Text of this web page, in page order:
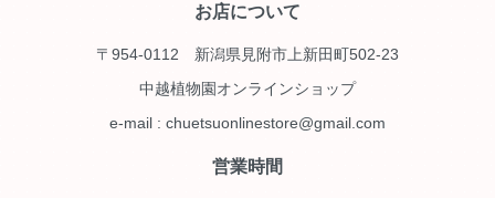
お店について
〒954-0112 新潟県見附市上新田町502-23
中越植物園オンラインショップ
e-mail : chuetsuonlinestore@gmail.com
営業時間